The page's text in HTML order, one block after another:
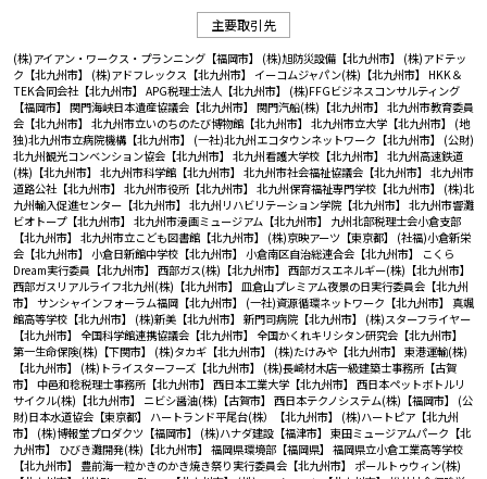
主要取引先
(株)アイアン・ワークス・プランニング【福岡市】 (株)旭防災設備【北九州市】 (株)アドテッ
ク【北九州市】 (株)アドフレックス【北九州市】 イーコムジャパン(株)【北九州市】 HKK＆
TEK合同会社【北九州市】 APG税理士法人【北九州市】 (株)FFGビジネスコンサルティング
【福岡市】 関門海峡日本遺産協議会【北九州市】 関門汽船(株)【北九州市】 北九州市教育委員
会【北九州市】 北九州市立いのちのたび博物館【北九州市】 北九州市立大学【北九州市】 (地
独)北九州市立病院機構【北九州市】 (一社)北九州エコタウンネットワーク【北九州市】 (公財)
北九州観光コンベンション協会【北九州市】 北九州看護大学校【北九州市】 北九州高速鉄道
(株)【北九州市】 北九州市科学館【北九州市】 北九州市社会福祉協議会【北九州市】 北九州市
道路公社【北九州市】 北九州市役所【北九州市】 北九州保育福祉専門学校【北九州市】 (株)北
九州輸入促進センター【北九州市】 北九州リハビリテーション学院【北九州市】 北九州市響灘
ビオトープ【北九州市】 北九州市漫画ミュージアム【北九州市】 九州北部税理士会小倉支部
【北九州市】 北九州市立こども図書館【北九州市】 (株)京映アーツ【東京都】 (社福)小倉新栄
会【北九州市】 小倉日新館中学校【北九州市】 小倉南区自治総連合会【北九州市】
こくら
Dream実行委員【北九州市】 西部ガス(株)【北九州市】 西部ガスエネルギー(株)【北九州市】
西部ガスリアルライフ北九州(株)【北九州市】 皿倉山プレミアム夜景の日実行委員会【北九州
市】 サンシャインフォーラム福岡【北九州市】 (一社)資源循環ネットワーク【北九州市】 真颯
館高等学校【北九州市】 (株)新美【北九州市】 新門司病院【北九州市】 (株)スターフライヤー
【北九州市】 全国科学館連携協議会【北九州市】 全国かくれキリシタン研究会【北九州市】
第一生命保険(株)【下関市】 (株)タカギ【北九州市】 (株)たけみや【北九州市】 東港運輸(株)
【北九州市】 (株)トライスターフーズ【北九州市】 (株)長崎材木店一級建築士事務所【古賀
市】 中邑和稔税理士事務所【北九州市】 西日本工業大学【北九州市】 西日本ペットボトルリ
サイクル(株)【北九州市】 ニビシ醤油(株)【古賀市】 西日本テクノシステム(株)【福岡市】 (公
財)日本水道協会【東京都】 ハートランド平尾台(株）【北九州市】 (株)ハートピア【北九州
市】 (株)博報堂プロダクツ【福岡市】 (株)ハナダ建設【福津市】 東田ミュージアムパーク【北
九州市】 ひびき灘開発(株)【北九州市】 福岡県環境部【福岡県】 福岡県立小倉工業高等学校
【北九州市】 豊前海一粒かきのかき焼き祭り実行委員会【北九州市】 ポールトゥウィン(株)